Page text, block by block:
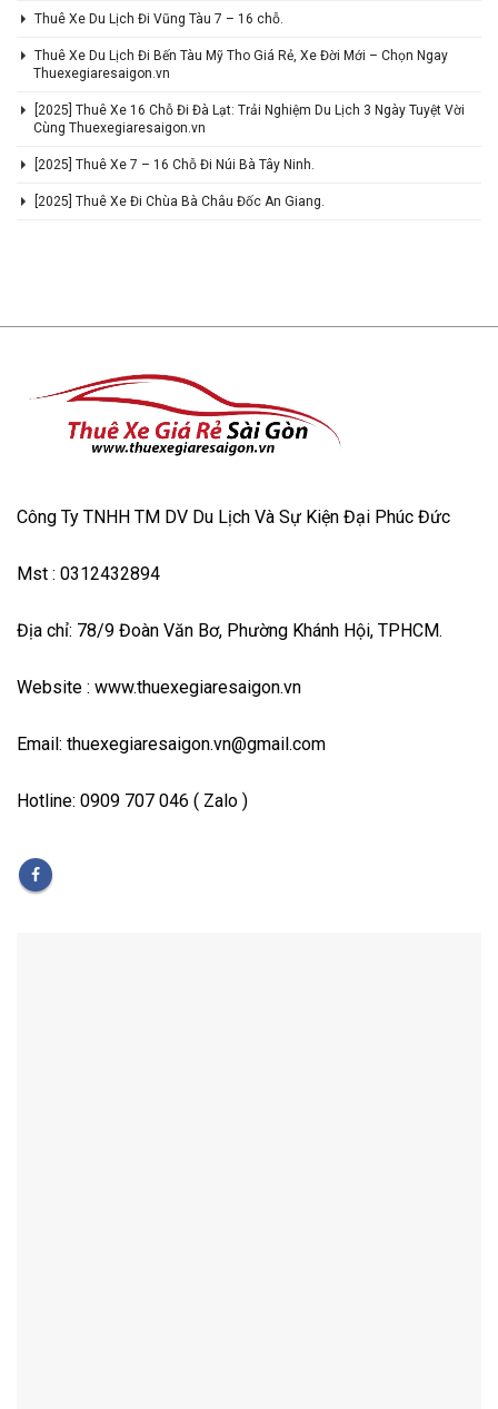
Thuê Xe Du Lịch Đi Vũng Tàu 7 – 16 chỗ.
Thuê Xe Du Lịch Đi Bến Tàu Mỹ Tho Giá Rẻ, Xe Đời Mới – Chọn Ngay
Thuexegiaresaigon.vn
[2025] Thuê Xe 16 Chỗ Đi Đà Lạt: Trải Nghiệm Du Lịch 3 Ngày Tuyệt Vời
Cùng Thuexegiaresaigon.vn
[2025] Thuê Xe 7 – 16 Chỗ Đi Núi Bà Tây Ninh.
[2025] Thuê Xe Đi Chùa Bà Châu Đốc An Giang.
Công Ty TNHH TM DV Du Lịch Và Sự Kiện Đại Phúc Đức
Mst : 0312432894
Địa chỉ: 78/9 Đoàn Văn Bơ, Phường Khánh Hội, TPHCM.
Website : www.thuexegiaresaigon.vn
Email: thuexegiaresaigon.vn@gmail.com
Hotline: 0909 707 046 ( Zalo )